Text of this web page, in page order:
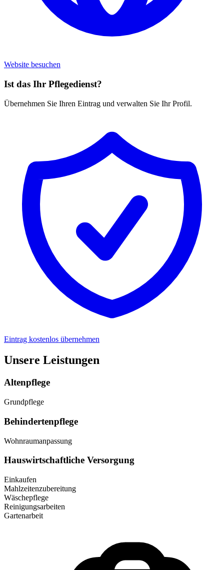
Website besuchen
Ist das Ihr Pflegedienst?
Übernehmen Sie Ihren Eintrag und verwalten Sie Ihr Profil.
Eintrag kostenlos übernehmen
Unsere Leistungen
Altenpflege
Grundpflege
Behindertenpflege
Wohnraumanpassung
Hauswirtschaftliche Versorgung
Einkaufen
Mahlzeitenzubereitung
Wäschepflege
Reinigungsarbeiten
Gartenarbeit